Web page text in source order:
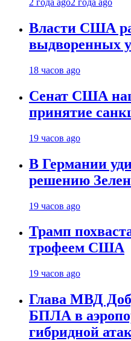
2 года ago2 года ago
Власти США
выдворенных
18 часов ago
Сенат США
принятие
19 часов ago
В Германии
решению
19 часов ago
Трамп
трофеем США
19 часов ago
Глава МВД
БПЛА в
гибридной